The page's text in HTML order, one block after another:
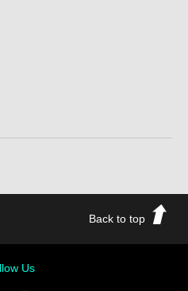
Back to top
Us